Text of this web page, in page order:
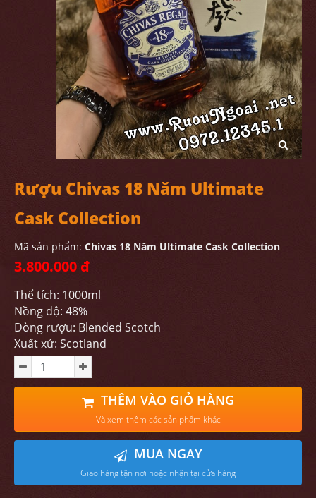
Rượu Chivas 18 Năm Ultimate
Cask Collection
Mã sản phẩm: Chivas 18 Năm Ultimate Cask Collection
3.800.000 đ
Thể tích: 1000ml
Nồng độ: 48%
Dòng rượu: Blended Scotch
Xuất xứ: Scotland
THÊM VÀO GIỎ HÀNG
Và xem thêm các sản phẩm khác
MUA NGAY
Giao hàng tận nơi hoặc nhận tại cửa hàng